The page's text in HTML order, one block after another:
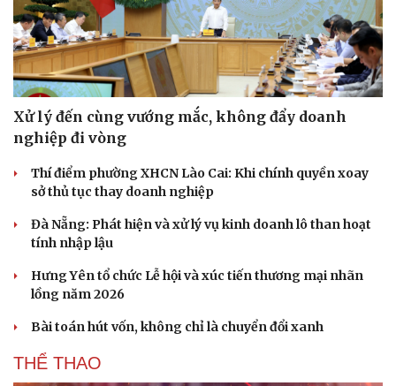
Xử lý đến cùng vướng mắc, không đẩy doanh
nghiệp đi vòng
Thí điểm phường XHCN Lào Cai: Khi chính quyền xoay
sở thủ tục thay doanh nghiệp
Đà Nẵng: Phát hiện và xử lý vụ kinh doanh lô than hoạt
tính nhập lậu
Hưng Yên tổ chức Lễ hội và xúc tiến thương mại nhãn
lồng năm 2026
Bài toán hút vốn, không chỉ là chuyển đổi xanh
THỂ THAO